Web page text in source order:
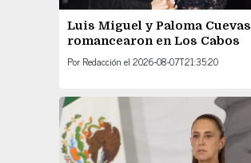
Luis Miguel y Paloma Cuevas
romancearon en Los Cabos
Por Redacción el 2026-08-07T21:35:20